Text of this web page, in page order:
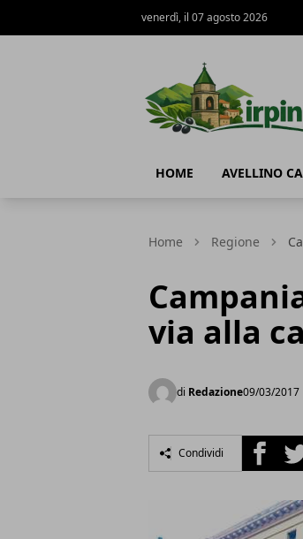
venerdì, il 07 agosto 2026
HOME AVELLINO
Home Regione
via alla
di Redazione09/03/2017
Condividi